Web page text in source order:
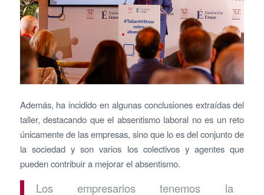
Además, ha incidido en algunas conclusiones extraídas del
taller, destacando que el absentismo laboral no es un reto
únicamente de las empresas, sino que lo es del conjunto de
la sociedad y son varios los colectivos y agentes que
pueden contribuir a mejorar el absentismo.
Los empresarios tenemos la